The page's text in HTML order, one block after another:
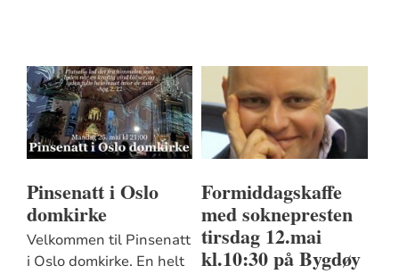
Pinsenatt i Oslo
domkirke
Velkommen til Pinsenatt
i Oslo domkirke. En helt
Formiddagskaffe
med soknepresten
tirsdag 12.mai
kl.10:30 på Bygdøy